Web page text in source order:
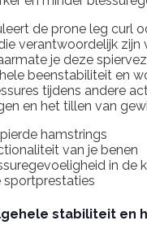
de prone leg curl
verantwoordelijk zijn
je deze
beenstabiliteit en
tijdens andere
en het tillen van
hamstrings
van je benen
in de
sportprestaties
stabiliteit en